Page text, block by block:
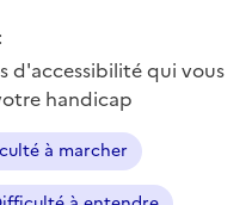
d'accessibilité qui vous
handicap
à marcher